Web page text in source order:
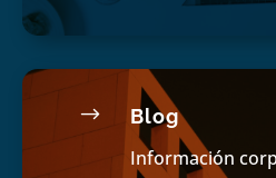
$ Blog
Información